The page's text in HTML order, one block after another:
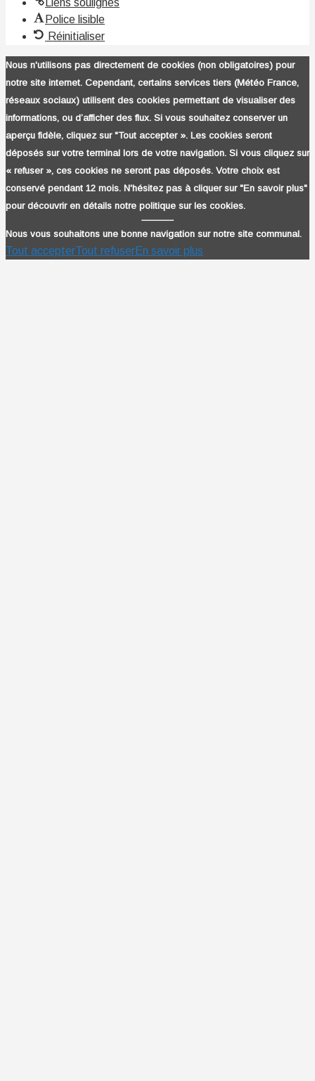
Liens soulignés
Police lisible
Réinitialiser
Nous n'utilisons pas directement de cookies (non obligatoires) pour
notre site internet. Cependant, certains services tiers (Météo France,
réseaux sociaux) utilisent des cookies permettant de visualiser des
informations, ou d’afficher des flux. Si vous souhaitez conserver un
aperçu fidèle, cliquez sur "Tout accepter ». Les cookies seront
déposés sur votre terminal lors de votre navigation. Si vous cliquez sur
« refuser », ces cookies ne seront pas déposés. Votre choix est
conservé pendant 12 mois. N'hésitez pas à cliquer sur "En savoir plus"
pour découvrir en détails notre politique sur les cookies.
Nous vous souhaitons une bonne navigation sur notre site communal.
Tout accepterTout refuserEn savoir plus